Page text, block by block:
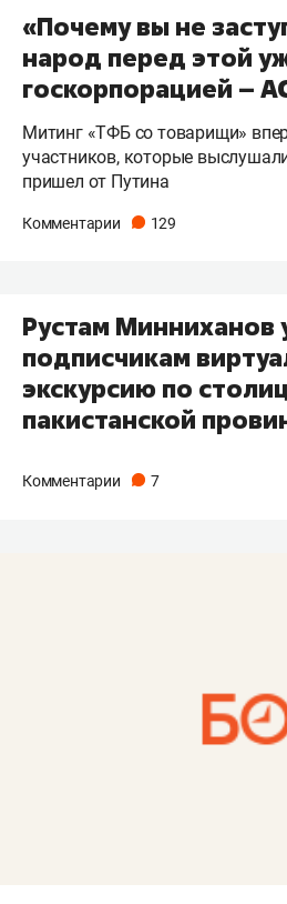
«Почему вы не
народ перед этой
госкорпорацией –
Митинг «ТФБ со товарищи»
участников, которые
пришел от Путина
Комментарии 129
​Рустам Минниханов
подписчикам
экскурсию по
пакистанской
Комментарии 7